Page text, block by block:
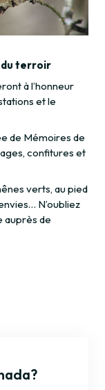
du terroir
à l’honneur
et le
de Mémoires de
confitures et
verts, au pied
N’oubliez
auprès de